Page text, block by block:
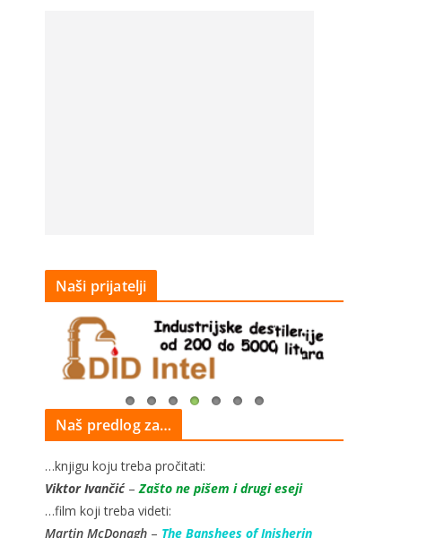
Naši prijatelji
Naš predlog za…
…knjigu koju treba pročitati:
Viktor Ivančić– Zašto ne pišem i drugi eseji
…film koji treba videti:
Martin McDonagh – The Banshees of Inisherin